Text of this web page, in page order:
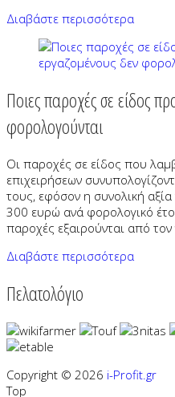
Διαβάστε περισσότερα
Ποιες παροχές σε είδος
φορολογούνται
Οι παροχές σε είδος που
επιχειρήσεων
τους, εφόσον η συνολική
300 ευρώ ανά φορολογικό
παροχές εξαιρούνται από τον
Διαβάστε περισσότερα
Πελατολόγιο
Copyright © 2026 i-Profit.gr
Top